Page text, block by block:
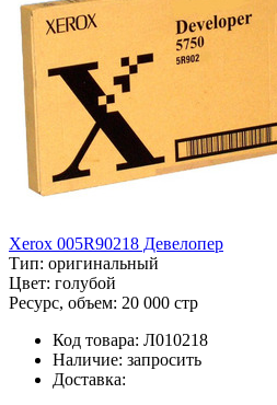
Xerox 005R90218 Девелопер
Тип: оригинальный
Цвет: голубой
Ресурс, объем: 20 000 стр
Код товара: Л010218
Наличие: запросить
Доставка: